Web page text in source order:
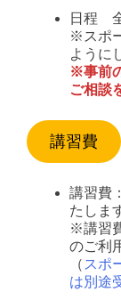
日程
※スポ
ように
※事前
ご相談
講習費
講習費
たしま
※講習
のご利
（ スポ
は別途